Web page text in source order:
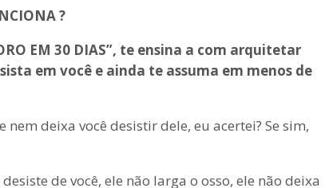
?
EM 30 DIAS”, te ensina a com arquitetar
em você e ainda te assuma em menos de
deixa você desistir dele, eu acertei? Se sim,
de você, ele não larga o osso, ele não deixa